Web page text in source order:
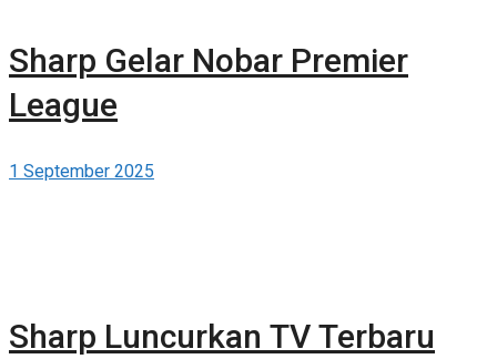
Sharp Gelar Nobar Premier
League
1 September 2025
Sharp Luncurkan TV Terbaru